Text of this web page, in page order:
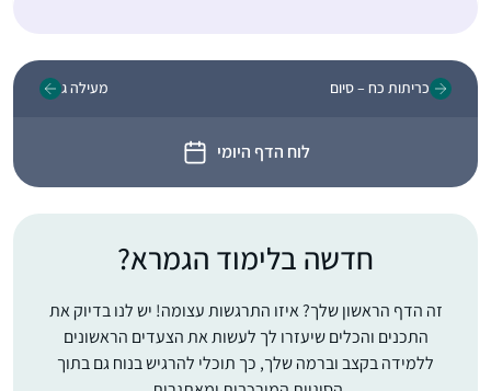
כריתות כח – סיום
לוח הדף היומי
מעילה ג
חדשה בלימוד הגמרא?
זה הדף הראשון שלך? איזו התרגשות עצומה! יש לנו בדיוק את
התכנים והכלים שיעזרו לך לעשות את הצעדים הראשונים
ללמידה בקצב וברמה שלך, כך תוכלי להרגיש בנוח גם בתוך